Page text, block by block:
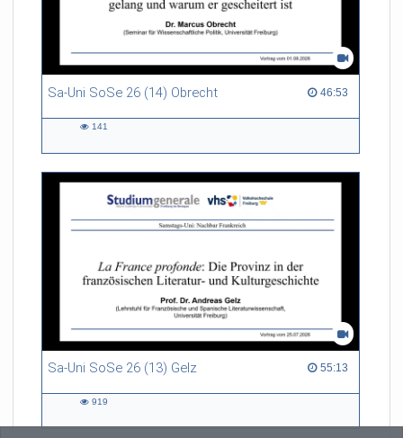
Sa-Uni SoSe 26 (14) Obrecht 46:53
46:53 duration
141
Sa-Uni SoSe 26 (13) Gelz 55:13
55:13 duration
919